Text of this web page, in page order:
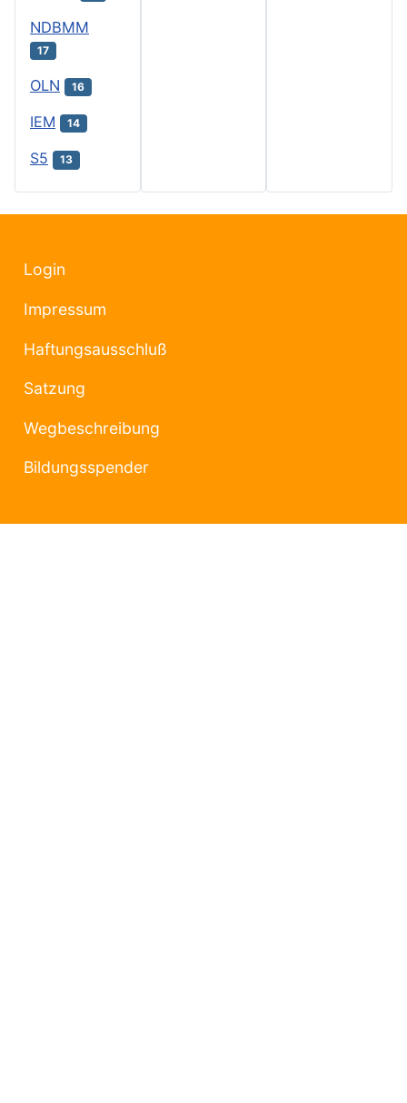
NDBMM
17
OLN 16
IEM 14
S5 13
Login
Impressum
Haftungsausschluß
Satzung
Wegbeschreibung
Bildungsspender